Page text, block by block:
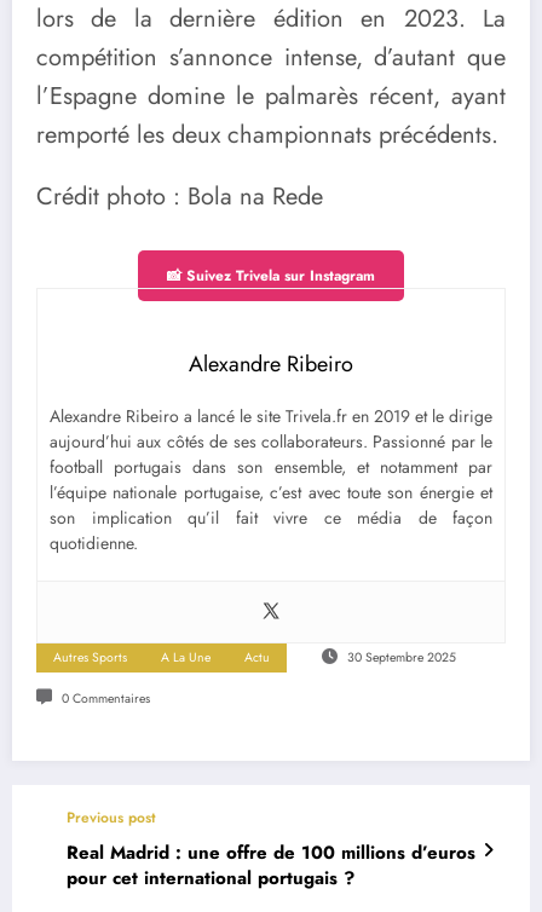
lors de la dernière édition en 2023. La
compétition s’annonce intense, d’autant que
l’Espagne domine le palmarès récent, ayant
remporté les deux championnats précédents.
Crédit photo : Bola na Rede
📸 Suivez Trivela sur Instagram
Alexandre Ribeiro
Alexandre Ribeiro a lancé le site Trivela.fr en 2019 et le dirige
aujourd’hui aux côtés de ses collaborateurs. Passionné par le
football portugais dans son ensemble, et notamment par
l’équipe nationale portugaise, c’est avec toute son énergie et
son implication qu’il fait vivre ce média de façon
quotidienne.
Autres Sports A La Une Actu 30 Septembre 2025
0 Commentaires
Previous post
Real Madrid : une offre de 100 millions d’euros
pour cet international portugais ?